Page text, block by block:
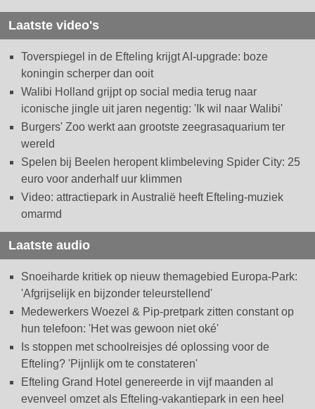
Laatste video's
Toverspiegel in de Efteling krijgt AI-upgrade: boze
koningin scherper dan ooit
Walibi Holland grijpt op social media terug naar
iconische jingle uit jaren negentig: 'Ik wil naar Walibi'
Burgers' Zoo werkt aan grootste zeegrasaquarium ter
wereld
Spelen bij Beelen heropent klimbeleving Spider City: 25
euro voor anderhalf uur klimmen
Video: attractiepark in Australië heeft Efteling-muziek
omarmd
Laatste audio
Snoeiharde kritiek op nieuw themagebied Europa-Park:
'Afgrijselijk en bijzonder teleurstellend'
Medewerkers Woezel & Pip-pretpark zitten constant op
hun telefoon: 'Het was gewoon niet oké'
Is stoppen met schoolreisjes dé oplossing voor de
Efteling? 'Pijnlijk om te constateren'
Efteling Grand Hotel genereerde in vijf maanden al
evenveel omzet als Efteling-vakantiepark in een heel